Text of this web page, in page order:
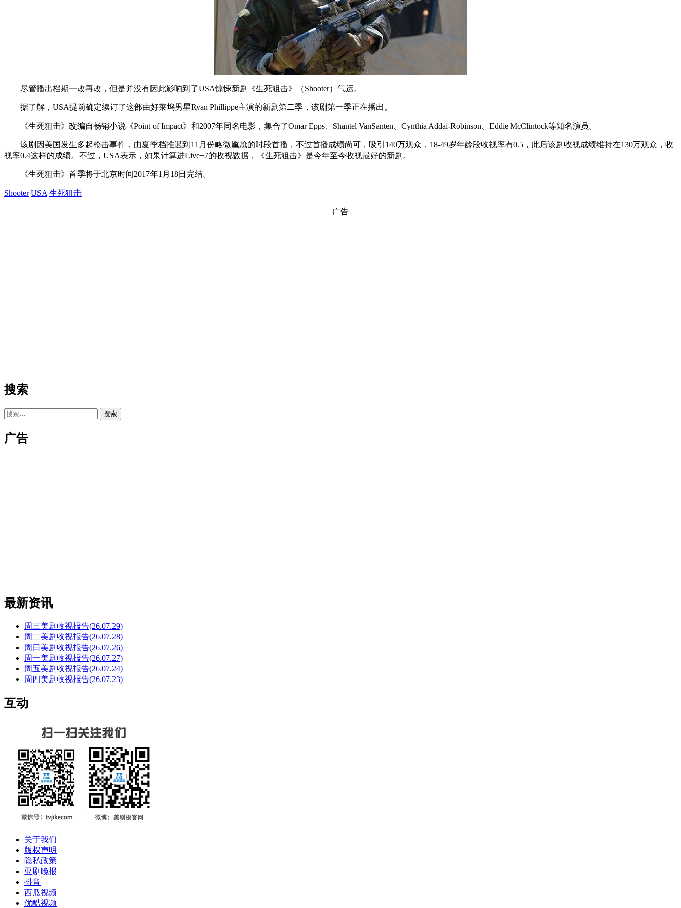
尽管播出档期一改再改，但是并没有因此影响到了USA惊悚新剧《生死狙击》（Shooter）气运。
据了解，USA提前确定续订了这部由好莱坞男星Ryan Phillippe主演的新剧第二季，该剧第一季正在播出。
《生死狙击》改编自畅销小说《Point of Impact》和2007年同名电影，集合了Omar Epps、Shantel VanSanten、Cynthia Addai-Robinson、Eddie McClintock等知名演员。
该剧因美国发生多起枪击事件，由夏季档推迟到11月份略微尴尬的时段首播，不过首播成绩尚可，吸引140万观众，18-49岁年龄段收视率有0.5，此后该剧收视成绩维持在130万观众，收
视率0.4这样的成绩。不过，USA表示，如果计算进Live+7的收视数据，《生死狙击》是今年至今收视最好的新剧。
《生死狙击》首季将于北京时间2017年1月18日完结。
Shooter USA 生死狙击
广告
搜索
搜
广告
最新资讯
周三美剧收视报告(26.07.29)
周二美剧收视报告(26.07.28)
周日美剧收视报告(26.07.26)
周一美剧收视报告(26.07.27)
周五美剧收视报告(26.07.24)
周四美剧收视报告(26.07.23)
互动
关于我们
版权声明
隐私政策
亚剧晚报
抖音
西瓜视频
优酷视频